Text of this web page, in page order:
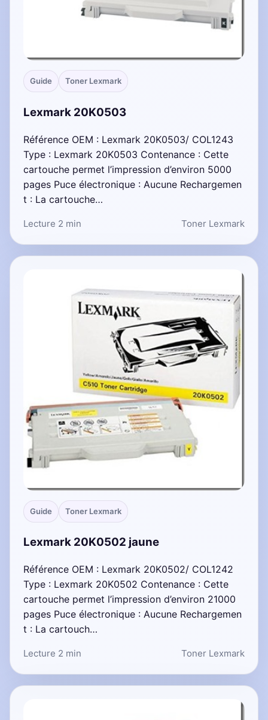
Guide Toner Lexmark
Lexmark 20K0503
Référence OEM : Lexmark 20K0503/ COL1243
Type : Lexmark 20K0503 Contenance : Cette
cartouche permet l’impression d’environ 5000
pages Puce électronique : Aucune Rechargemen
t : La cartouche…
Lecture 2 min Toner Lexmark
Guide Toner Lexmark
Lexmark 20K0502 jaune
Référence OEM : Lexmark 20K0502/ COL1242
Type : Lexmark 20K0502 Contenance : Cette
cartouche permet l’impression d’environ 21000
pages Puce électronique : Aucune Rechargemen
t : La cartouch…
Lecture 2 min Toner Lexmark